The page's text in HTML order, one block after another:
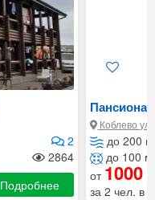
2
2864
Подробнее
Пансионат
Коблево
до 200
до 100
от 1000
за 2 чел. в